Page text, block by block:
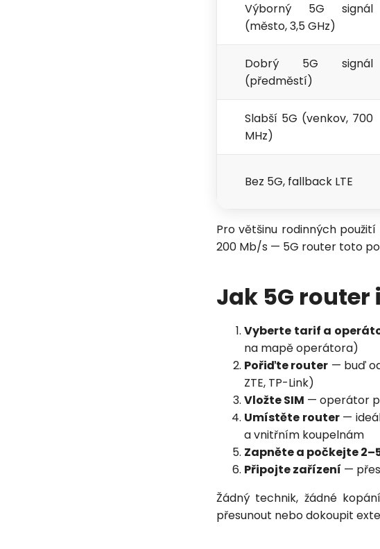
Výborný 5G signál
(město, 3,5 GHz)
Dobrý 5G signál
(předměstí)
Slabší 5G (venkov, 700
MHz)
Bez 5G, fallback LTE
Pro většinu rodinných
200 Mb/s — 5G router toto
Jak 5G
Vyberte tarif a
na mapě operátora)
Pořiďte router — buď
ZTE, TP-Link)
Vložte SIM — operátor
Umístěte router—
a vnitřním koupelnám
Zapněte a počkejte
Připojte zařízení —
Žádný technik, žádné
přesunout nebo dokoupit